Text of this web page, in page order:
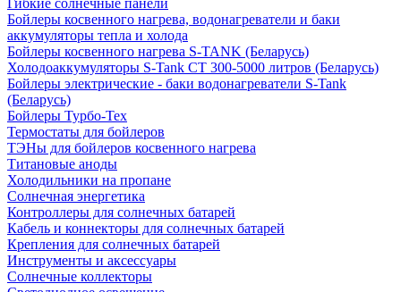
Гибкие солнечные панели
Бойлеры косвенного нагрева, водонагреватели и баки
аккумуляторы тепла и холода
Бойлеры косвенного нагрева S-TANK (Беларусь)
Холодоаккумуляторы S-Tank СТ 300-5000 литров (Беларусь)
Бойлеры электрические - баки водонагреватели S-Tank
(Беларусь)
Бойлеры Турбо-Тех
Термостаты для бойлеров
ТЭНы для бойлеров косвенного нагрева
Титановые аноды
Холодильники на пропане
Солнечная энергетика
Контроллеры для солнечных батарей
Кабель и коннекторы для солнечных батарей
Крепления для солнечных батарей
Инструменты и аксессуары
Солнечные коллекторы